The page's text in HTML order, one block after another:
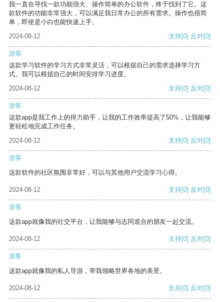
我一直在寻找一款功能强大、操作简单的办公软件，终于找到了它。这
款软件的功能非常强大，可以满足我日常办公的所有需求。操作也很简
单，即使是小白也能快速上手。
2024-08-12
支持[0] 反对[0]
游客
这款学习软件的学习方式非常灵活，可以根据自己的需求选择学习方
式。我可以根据自己的时间安排学习进度。
2024-08-12
支持[0] 反对[0]
游客
这款app是我工作上的得力助手，让我的工作效率提高了50%，让我能够
更轻松地完成工作任务。
2024-08-12
支持[0] 反对[0]
游客
这款软件的社区氛围非常好，可以与其他用户交流学习心得。
2024-08-12 支持[0] 反对[0]
游客
这款app就像我的社交平台，让我能够与志同道合的朋友一起交流。
2024-08-12 支持[0] 反对[0]
游客
这款app就像我的私人导游，带我领略世界各地的美景。
2024-08-12 支持[0] 反对[0]